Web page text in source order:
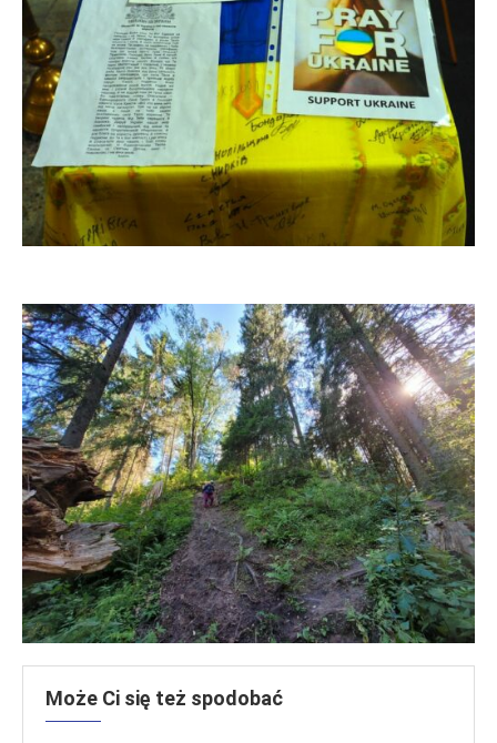
Może Ci się też spodobać